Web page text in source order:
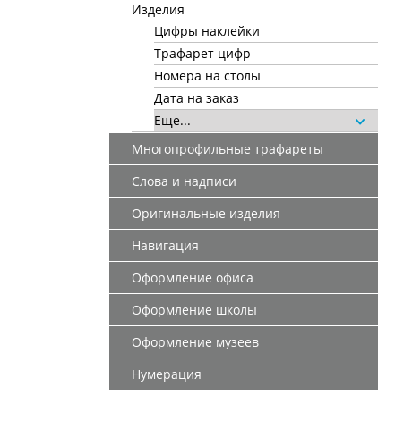
Изделия
Цифры наклейки
Трафарет цифр
Номера на столы
Дата на заказ
Еще...
Многопрофильные трафареты
Слова и надписи
Оригинальные изделия
Навигация
Оформление офиса
Оформление школы
Оформление музеев
Нумерация